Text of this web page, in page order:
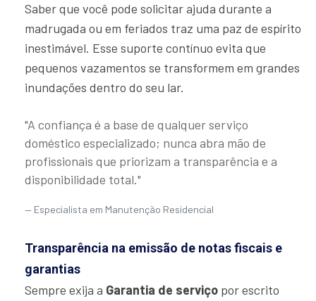
Saber que você pode solicitar ajuda durante a
madrugada ou em feriados traz uma paz de espírito
inestimável. Esse suporte contínuo evita que
pequenos vazamentos se transformem em grandes
inundações dentro do seu lar.
"A confiança é a base de qualquer serviço
doméstico especializado; nunca abra mão de
profissionais que priorizam a transparência e a
disponibilidade total."
Especialista em Manutenção Residencial
Transparência na emissão de notas fiscais e
garantias
Sempre exija a Garantia de serviço por escrito